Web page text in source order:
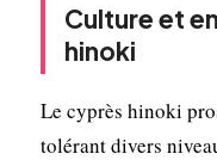
Culture et
hinoki
Le cyprès hinoki
tolérant divers